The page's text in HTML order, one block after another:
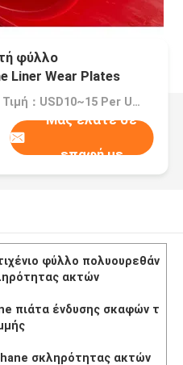
φύλλο
Liner Wear Plates
Τιμή：USD10~15 Per Unit
Μας ελάτε σε
επαφή με
φύλλο πολυουρεθάν
ακτών
πιάτα ένδυσης σκαφών τ
σκληρότητας ακτών